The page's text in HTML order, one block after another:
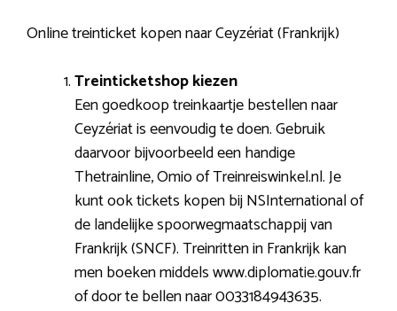
Online treinticket kopen naar Ceyzériat (Frankrijk)
Treinticketshop kiezen
Een goedkoop treinkaartje bestellen naar
Ceyzériat is eenvoudig te doen. Gebruik
daarvoor bijvoorbeeld een handige
Thetrainline, Omio of Treinreiswinkel.nl. Je
kunt ook tickets kopen bij NSInternational of
de landelijke spoorwegmaatschappij van
Frankrijk (SNCF). Treinritten in Frankrijk kan
men boeken middels www.diplomatie.gouv.fr
of door te bellen naar 0033184943635.